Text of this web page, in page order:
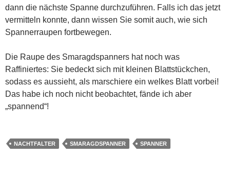
dann die nächste Spanne durchzuführen. Falls ich das jetzt
vermitteln konnte, dann wissen Sie somit auch, wie sich
Spannerraupen fortbewegen.
Die Raupe des Smaragdspanners hat noch was
Raffiniertes: Sie bedeckt sich mit kleinen Blattstückchen,
sodass es aussieht, als marschiere ein welkes Blatt vorbei!
Das habe ich noch nicht beobachtet, fände ich aber
„spannend“!
NACHTFALTER SMARAGDSPANNER SPANNER